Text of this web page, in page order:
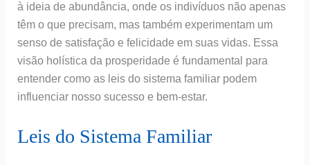
à ideia de abundância, onde os indivíduos não apenas
têm o que precisam, mas também experimentam um
senso de satisfação e felicidade em suas vidas. Essa
visão holística da prosperidade é fundamental para
entender como as leis do sistema familiar podem
influenciar nosso sucesso e bem-estar.
Leis do Sistema Familiar